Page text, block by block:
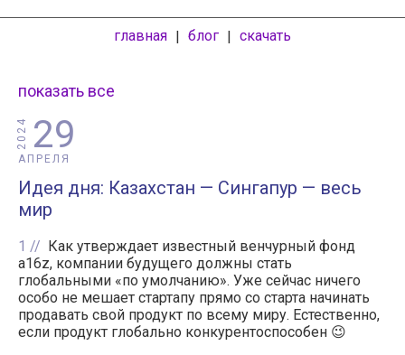
главная | блог | скачать
показать все
29
АПРЕЛЯ
2024
Идея дня: Казахстан — Сингапур — весь
мир
1
Как утверждает известный венчурный фонд
a16z, компании будущего должны стать
глобальными «по умолчанию». Уже сейчас ничего
особо не мешает стартапу прямо со старта начинать
продавать свой продукт по всему миру. Естественно,
если продукт глобально конкурентоспособен 😉